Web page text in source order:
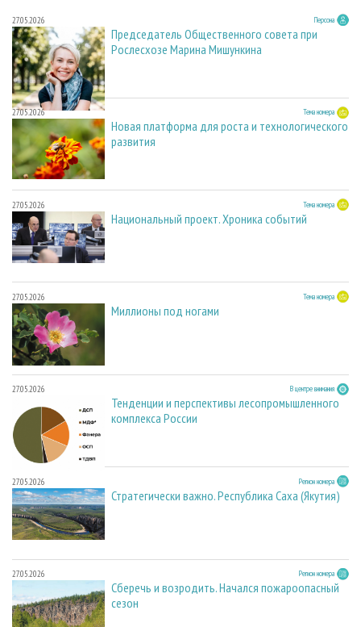
27.05.2026 Персона
Председатель Общественного совета при
Рослесхозе Марина Мишункина
27.05.2026 Тема номера
Новая платформа для роста и технологического
развития
27.05.2026 Тема номера
Национальный проект. Хроника событий
27.05.2026 Тема номера
Миллионы под ногами
27.05.2026 В центре внимания
Тенденции и перспективы лесопромышленного
комплекса России
27.05.2026 Регион номера
Стратегически важно. Республика Саха (Якутия)
27.05.2026 Регион номера
Сберечь и возродить. Начался пожароопасный
сезон